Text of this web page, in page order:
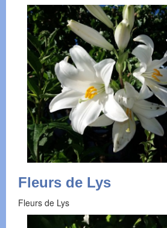
Fleurs de Lys
Fleurs de Lys